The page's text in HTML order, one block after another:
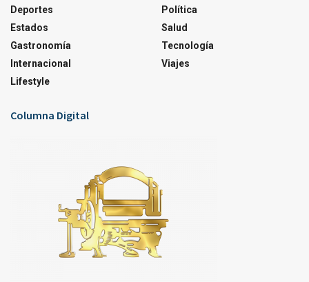
Deportes
Estados
Gastronomía
Internacional
Lifestyle
Política
Salud
Tecnología
Viajes
Columna Digital